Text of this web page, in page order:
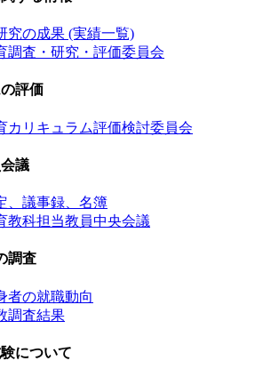
究の成果 (実績一覧)
調査・研究・評価委員会
評価
カリキュラム評価検討委員会
議
、議事録、名簿
教科担当教員中央会議
調査
者の就職動向
調査結果
について